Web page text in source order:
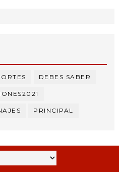
DEBES SABER
PRINCIPAL